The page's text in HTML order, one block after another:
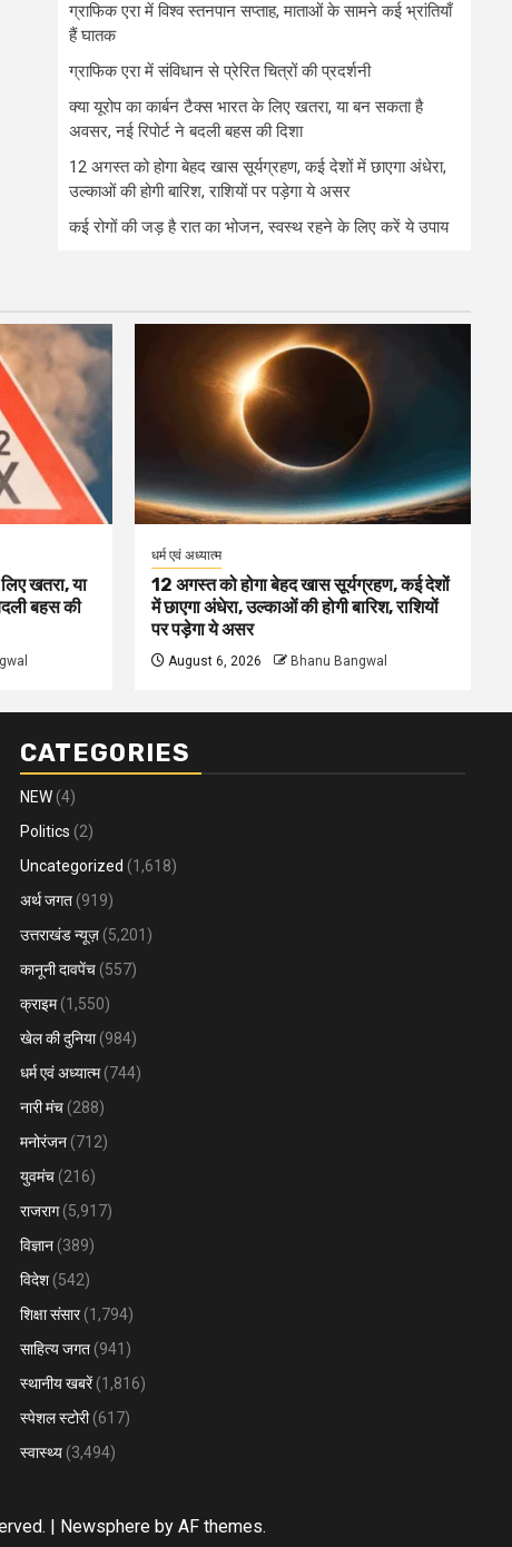
ग्राफिक एरा में विश्व स्तनपान सप्ताह, माताओं के सामने कई भ्रांतियाँ
हैं घातक
ग्राफिक एरा में संविधान से प्रेरित चित्रों की प्रदर्शनी
क्या यूरोप का कार्बन टैक्स भारत के लिए खतरा, या बन सकता है
अवसर, नई रिपोर्ट ने बदली बहस की दिशा
12 अगस्त को होगा बेहद खास सूर्यग्रहण, कई देशों में छाएगा अंधेरा,
उल्काओं की होगी बारिश, राशियों पर पड़ेगा ये असर
कई रोगों की जड़ है रात का भोजन, स्वस्थ रहने के लिए करें ये उपाय
खतरा, या
बहस की
धर्म एवं अध्यात्म
12 अगस्त को होगा बेहद खास सूर्यग्रहण, कई देशों
में छाएगा अंधेरा, उल्काओं की होगी बारिश, राशियों
पर पड़ेगा ये असर
August 6, 2026 Bhanu Bangwal
CATEGORIES
NEW (4)
Politics (2)
Uncategorized (1,618)
अर्थ जगत (919)
उत्तराखंड न्यूज़ (5,201)
कानूनी दावपेंच (557)
क्राइम(1,550)
खेल की दुनिया(984)
धर्म एवं अध्यात्म(744)
नारी मंच (288)
मनोरंजन (712)
युवमंच (216)
राजराग(5,917)
विज्ञान (389)
विदेश (542)
शिक्षा संसार(1,794)
साहित्य जगत (941)
स्थानीय खबरें(1,816)
स्पेशल स्टोरी(617)
स्वास्थ्य (3,494)
| Newsphere by AF themes.